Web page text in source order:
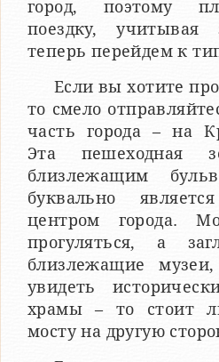
город, поэтому
поездку,
теперь перейдем к
Если вы хотите
то смело
часть города – на
Эта пешеходная
близлежащим
буквально
центром города.
прогуляться, а
близлежащие
увидеть
храмы – то стоит
мосту на другую